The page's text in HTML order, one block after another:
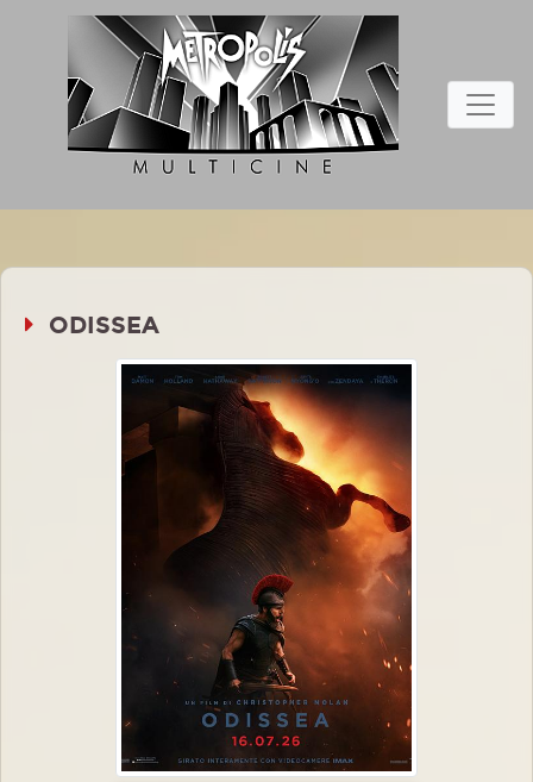
ODISSEA